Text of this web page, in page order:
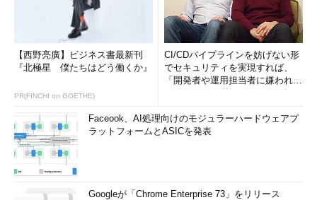
アイコンイラスト： 土井ラブ平
【西野亮廣】ビジネス書最新刊
『北極星 僕たちはどう働くか』
PR(FINCHI on GOETHE)
CI/CDパイプラインを妨げない形
でセキュリティを実現すれば、
「開発者や運用担当者に嫌われな
Faceook、AI処理向けのモジュラーハードウェアプ
ラットフォームとASICを発表
Googleが「Chrome Enterprise 73」をリリース